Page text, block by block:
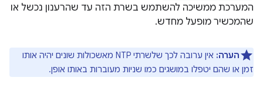
המערכת ממשיכה להשתמש בשרת הזה עד שהרענון נכשל או
שהמכשיר מופעל מחדש.
הערה:
אין ערובה לכך שלשרתי NTP מאשכולות שונים יהיה אותו
זמן או שהם יטפלו במושגים כמו שניות מעוברות באותו אופן.